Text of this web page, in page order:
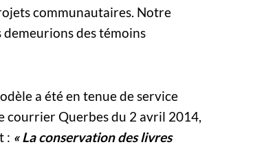
communautaires. Notre
des témoins
a été en tenue de service
courrier Querbes du 2 avril 2014,
: « La conservation des livres